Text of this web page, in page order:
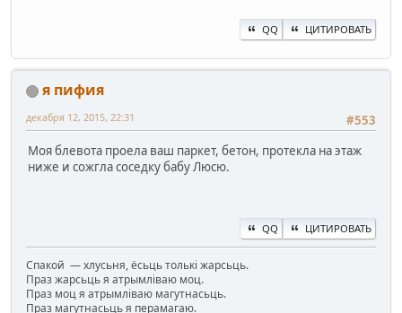
QQ ЦИТИРОВАТЬ
я пифия
#553
декабря 12, 2015, 22:31
Моя блевота проела ваш паркет, бетон, протекла на этаж
ниже и сожгла соседку бабу Люсю.
QQ ЦИТИРОВАТЬ
Спакой — хлусьня, ёсьць толькі жарсьць.
Праз жарсьць я атрымліваю моц.
Праз моц я атрымліваю магутнасьць.
Праз магутнасьць я перамагаю.